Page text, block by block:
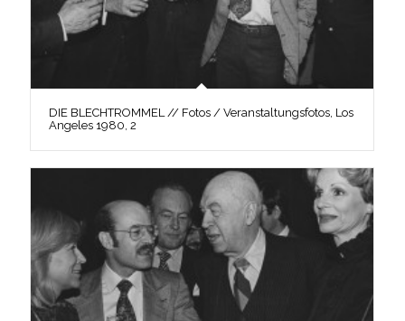
DIE BLECHTROMMEL // Fotos / Veranstaltungsfotos, Los
Angeles 1980, 2